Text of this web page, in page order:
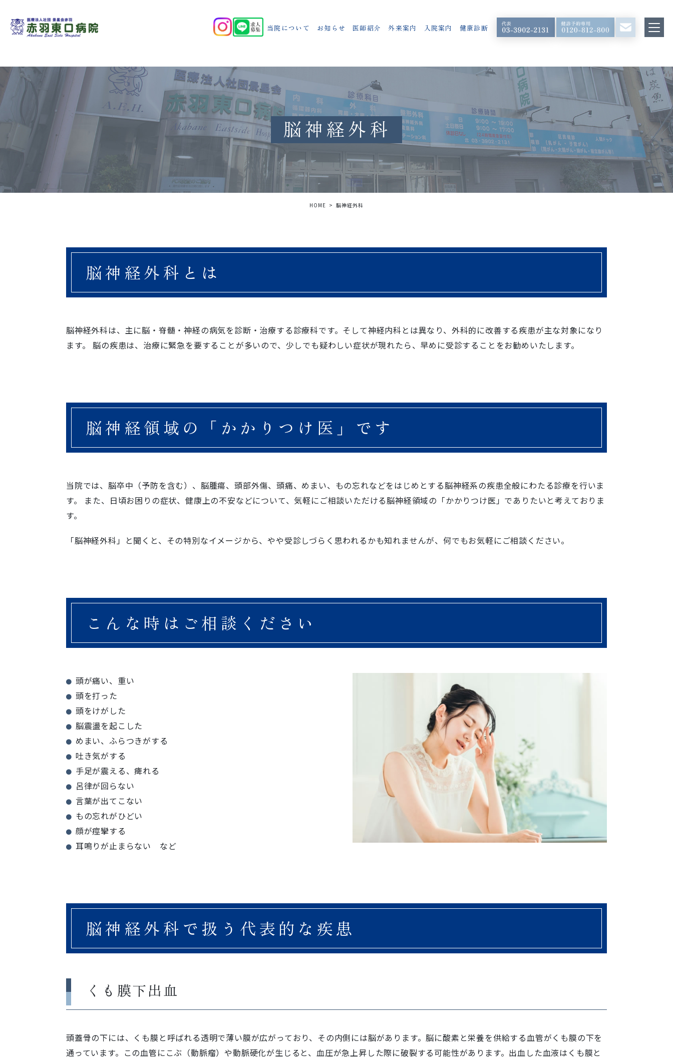
当院について お知らせ 医師紹介 外来案内 入院案内 健康診断
脳神経外科
HOME 脳神経外科
脳神経外科とは
脳神経外科は、主に脳・脊髄・神経の病気を診断・治療する診療科です。そして神経内科とは異なり、外科的に改善する疾患が主な対象になり
ます。 脳の疾患は、治療に緊急を要することが多いので、少しでも疑わしい症状が現れたら、早めに受診することをお勧めいたします。
脳神経領域の 「かかりつけ医」です
当院では、脳卒中（予防を含む）、脳腫瘍、頭部外傷、頭痛、めまい、もの忘れなどをはじめとする脳神経系の疾患全般にわたる診療を行いま
す。 また、日頃お困りの症状、健康上の不安などについて、気軽にご相談いただける脳神経領域の「かかりつけ医」でありたいと考えておりま
す。
「脳神経外科」と聞くと、その特別なイメージから、やや受診しづらく思われるかも知れませんが、何でもお気軽にご相談ください。
こんな時はご相談ください
頭が痛い、重い
頭を打った
頭をけがした
脳震盪を起こした
めまい、ふらつきがする
吐き気がする
手足が震える、痺れる
呂律が回らない
言葉が出てこない
もの忘れがひどい
顔が痙攣する
耳鳴りが止まらない など
脳神経外科で扱う 代表的な疾患
くも膜下出血
頭蓋骨の下には、くも膜と呼ばれる透明で薄い膜が広がっており、その内側には脳があります。脳に酸素と栄養を供給する血管がくも膜の下を
通っています。この血管にこぶ（動脈瘤）や動脈硬化が生じると、血圧が急上昇した際に破裂する可能性があります。出血した血液はくも膜と